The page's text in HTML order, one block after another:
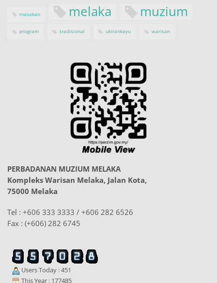
masakan melaka muzium
program tradisional ukirankayu warisan
PERBADANAN MUZIUM MELAKA
Kompleks Warisan Melaka, Jalan Kota,
75000 Melaka
Tel : +606 333 3333 / +606 282 6526
Fax : (+606) 282 6745
Users Today : 451
This Year : 177485